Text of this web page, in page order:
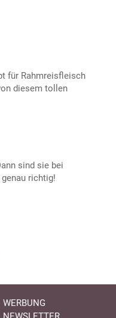
für Rahmreisfleisch
diesem tollen
sind sie bei
richtig!
WERBUNG